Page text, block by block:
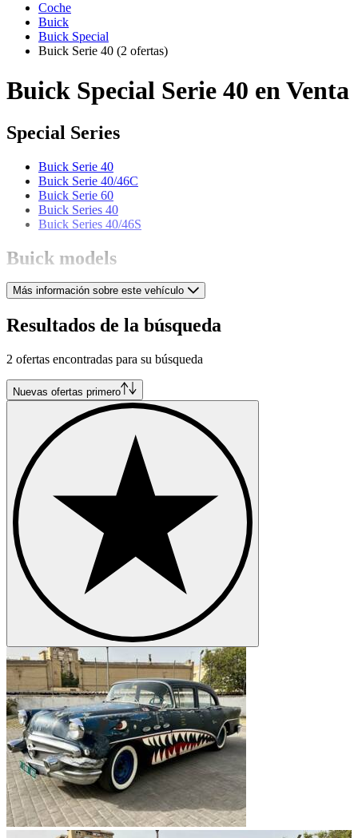
Coche
Buick
Buick Special
Buick Serie 40 (2 ofertas)
Buick Special Serie 40 en Venta
Special Series
Buick Serie 40
Buick Serie 40/46C
Buick Serie 60
Buick Series 40
Buick Series 40/46S
Buick models
Buick Coupé
Buick Le Sabre
Buick Master
Buick Model 47
Buick Riviera
Buick Roadmaster
Buick Series 50
Buick Skylark
Buick Super
Buick Wildcat
Más información sobre este vehículo
Resultados de la búsqueda
2 ofertas encontradas para su búsqueda
Nuevas ofertas primero